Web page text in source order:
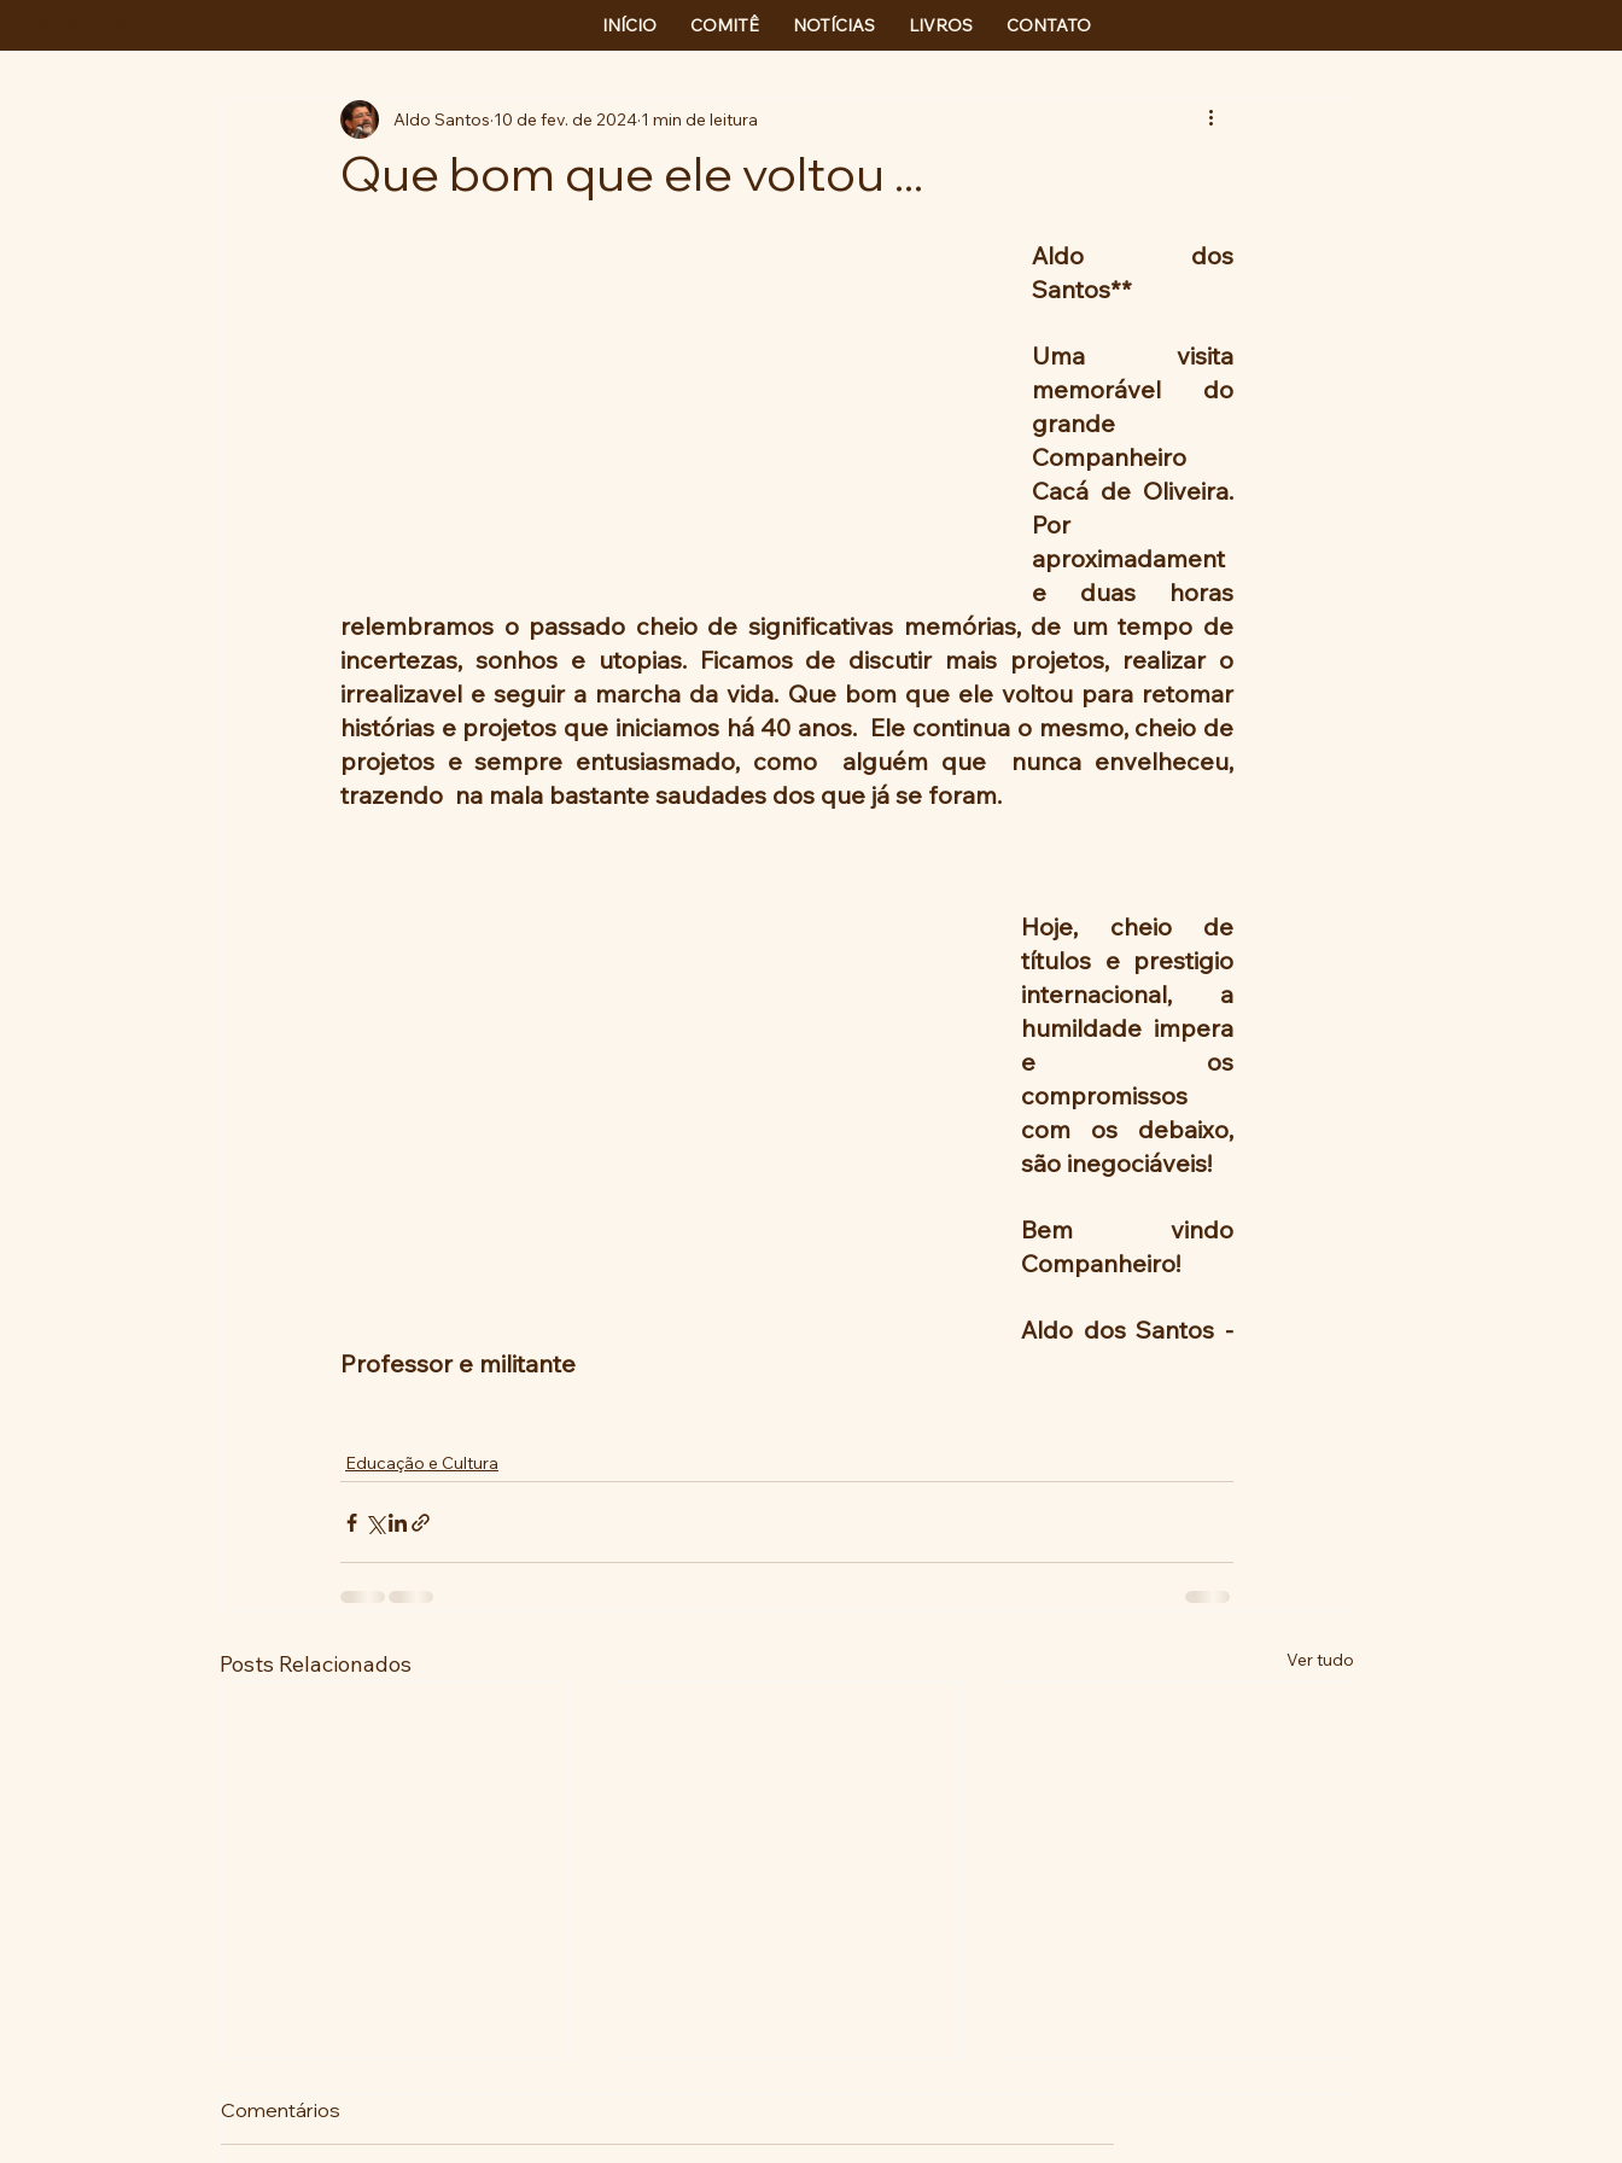
INÍCIO COMITÊ NOTÍCIAS LIVROS CONTATO
Que bom que ele voltou ...
Aldo Santos 10 de fev. de 2024 1 min de leitura
Aldo dos
Santos**
Uma visita
memorável  do
grande
Companheiro
Cacá de Oliveira.
Por
aproximadament
e duas horas
relembramos o passado cheio de significativas memórias, de um tempo de
incertezas, sonhos e utopias. Ficamos de discutir mais projetos, realizar o
irrealizavel e seguir a marcha da vida. Que bom que ele voltou para retomar
histórias e projetos que iniciamos há 40 anos.  Ele continua o mesmo, cheio de
projetos e sempre entusiasmado, como  alguém que  nunca envelheceu,
trazendo  na mala bastante saudades dos que já se foram.
Hoje, cheio de
títulos e prestigio
internacional, a
humildade impera
e os
compromissos
com os debaixo,
são inegociáveis!
Bem vindo
Companheiro!
Aldo dos Santos -
Professor e militante
Educação e Cultura
Posts Relacionados Ver tudo
Comentários